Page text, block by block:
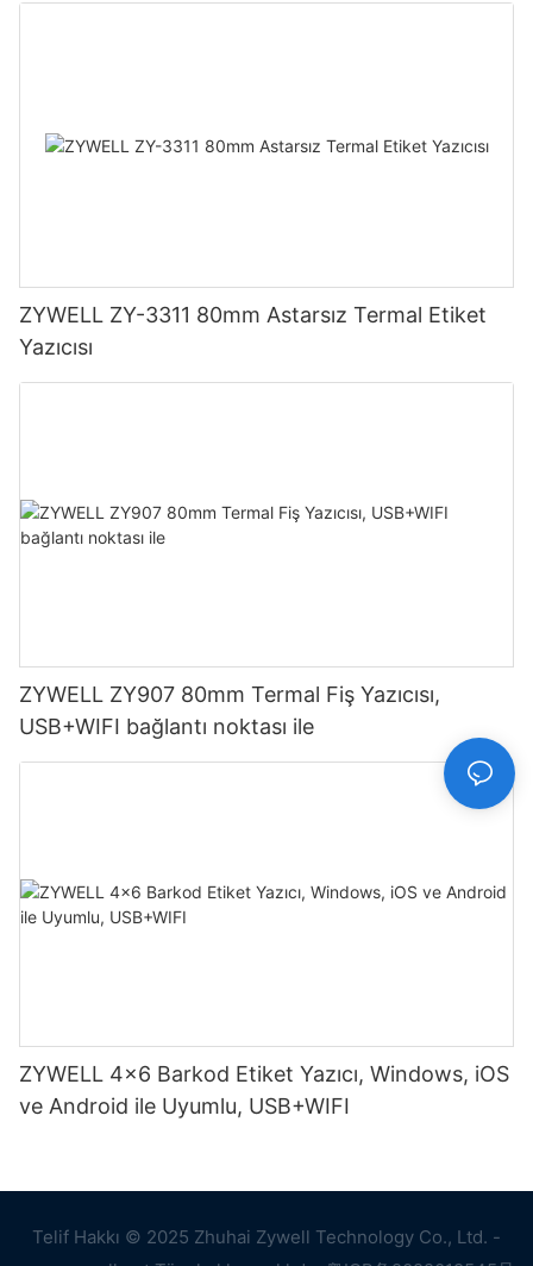
ZYWELL ZY-3311 80mm Astarsız Termal Etiket
Yazıcısı
ZYWELL ZY907 80mm Termal Fiş Yazıcısı,
USB+WIFI bağlantı noktası ile
ZYWELL 4x6 Barkod Etiket Yazıcı, Windows, iOS
ve Android ile Uyumlu, USB+WIFI
Telif Hakkı © 2025 Zhuhai Zywell Technology Co., Ltd. -